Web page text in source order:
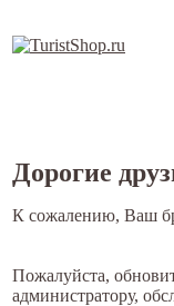
Дорогие
К сожалению, Ваш
Пожалуйста,
администратору,